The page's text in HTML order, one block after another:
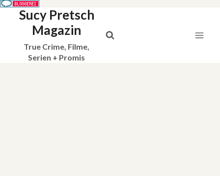
Sucy Pretsch
Magazin
True Crime, Filme,
Serien + Promis